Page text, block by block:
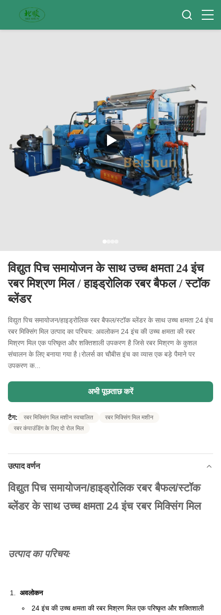
विद्युत पिच समायोजन के साथ उच्च क्षमता 24 इंच
रबर मिश्रण मिल / हाइड्रोलिक रबर बैफल / स्टॉक
ब्लेंडर
विद्युत पिच समायोजन/हाइड्रोलिक रबर बैफल/स्टॉक ब्लेंडर के साथ उच्च क्षमता 24 इंच
रबर मिक्सिंग मिल उत्पाद का परिचय: अवलोकन 24 इंच की उच्च क्षमता की रबर
मिश्रण मिल एक परिष्कृत और शक्तिशाली उपकरण है जिसे रबर मिश्रण के कुशल
संचालन के लिए बनाया गया है।रोलर्स का चौबीस इंच का व्यास एक बड़े पैमाने पर
उपकरण क...
अभी पूछताछ करें
टैग: रबर मिक्सिंग मिल मशीन स्वचालित
रबर मिक्सिंग मिल मशीन
रबर कंपाउंडिंग के लिए दो रोल मिल
उत्पाद वर्णन
विद्युत पिच समायोजन/हाइड्रोलिक रबर बैफल/स्टॉक
ब्लेंडर के साथ उच्च क्षमता 24 इंच रबर मिक्सिंग मिल
उत्पाद का परिचय:
अवलोकन
24 इंच की उच्च क्षमता की रबर मिश्रण मिल एक परिष्कृत और शक्तिशाली